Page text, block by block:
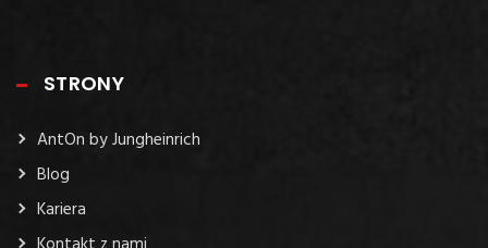
STRONY
AntOn by Jungheinrich
Blog
Kariera